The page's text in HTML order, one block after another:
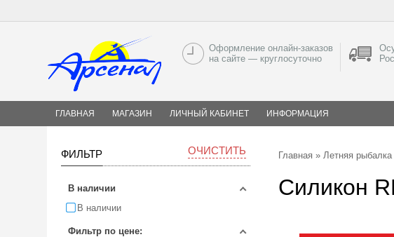
Оформление онлайн-заказов
на сайте — круглосуточно
ГЛАВНАЯ МАГАЗИН ЛИЧНЫЙ КАБИНЕТ ИНФОРМАЦИЯ
ФИЛЬТР ОЧИСТИТЬ
В наличии
В наличии
Фильтр по цене:
Главная » Летняя рыбалка
Силикон